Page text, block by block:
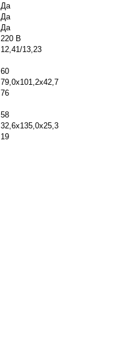
Да
Да
Да
220 В
12,41/13,23
60
79,0x101,2x42,7
76
58
32,6x135,0x25,3
19